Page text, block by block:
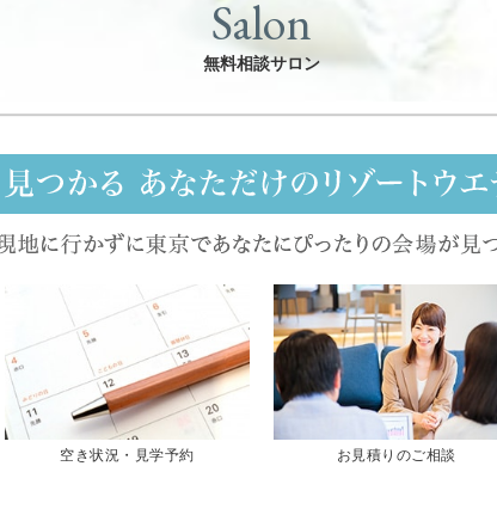
Salon
無料相談サロン
空き状況・見学予約 お見積りのご相談